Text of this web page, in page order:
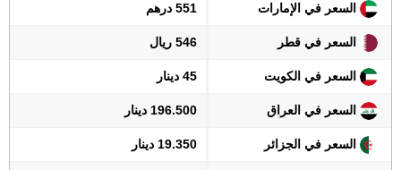
السعر في الإمارات 551 درهم
السعر في قطر 546 ريال
السعر في الكويت 45 دينار
السعر في العراق 196.500 دينار
السعر في الجزائر 19.350 دينار